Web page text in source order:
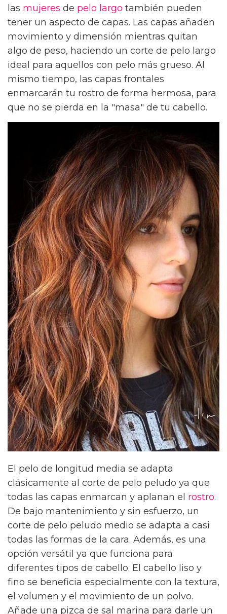
las mujeres de pelo largo también pueden
tener un aspecto de capas. Las capas añaden
movimiento y dimensión mientras quitan
algo de peso, haciendo un corte de pelo largo
ideal para aquellos con pelo más grueso. Al
mismo tiempo, las capas frontales
enmarcarán tu rostro de forma hermosa, para
que no se pierda en la "masa" de tu cabello.
El pelo de longitud media se adapta
clásicamente al corte de pelo peludo ya que
todas las capas enmarcan y aplanan el rostro.
De bajo mantenimiento y sin esfuerzo, un
corte de pelo peludo medio se adapta a casi
todas las formas de la cara. Además, es una
opción versátil ya que funciona para
diferentes tipos de cabello. El cabello liso y
fino se beneficia especialmente con la textura,
el volumen y el movimiento de un polvo.
Añade una pizca de sal marina para darle un